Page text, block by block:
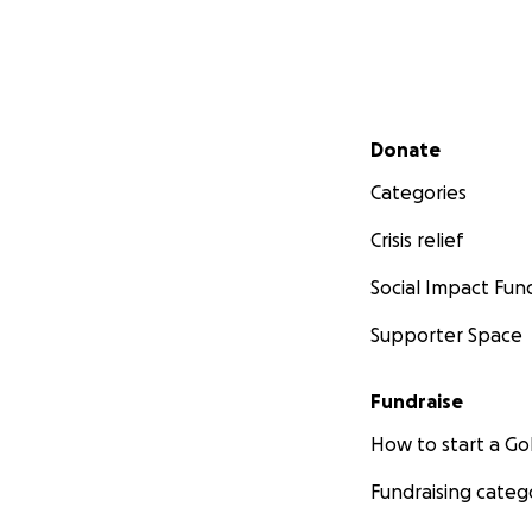
Secondary menu
Donate
Categories
Crisis relief
Social Impact
Supporter Space
Fundraise
How to start a
Fundraising